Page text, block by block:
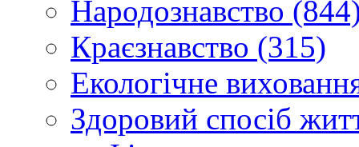
Народознавство
Краєзнавство (315)
Екологічне
Здоровий спосіб